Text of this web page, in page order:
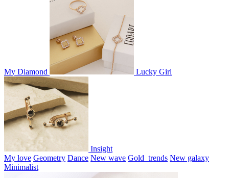
My Diamond Lucky Girl
Insight
My love Geometry Dance New wave Gold_trends New galaxy
Minimalist